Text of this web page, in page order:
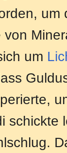
um
von
um
schickte